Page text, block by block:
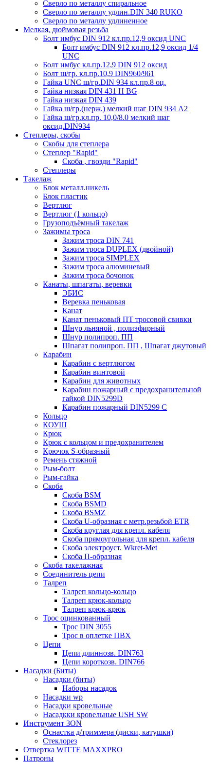
Сверло по металлу спиральное
Сверло по металлу удлин.DIN 340 RUKO
Сверло по металлу удлиненное
Мелкая, дюймовая резьба
Болт имбус DIN 912 кл.пр.12,9 оксид UNC
Болт имбус DIN 912 кл.пр.12,9 оксид 1/4
UNC
Болт имбус кл.пр.12,9 DIN 912 оксид
Болт ш/гр. кл.пр.10,9 DIN960/961
Гайка UNC ш/гр.DIN 934 кл.пр.8 оц.
Гайка низкая DIN 431 H BG
Гайка низкая DIN 439
Гайка ш/гр.(нерж.) мелкий шаг DIN 934 А2
Гайка ш/гр.кл.пр. 10,0/8.0 мелкий шаг
оксид.DIN934
Степлеры, скобы
Скобы для степлера
Степлер "Rapid"
Скоба , гвозди "Rapid"
Степлеры
Такелаж
Блок металл.никель
Блок пластик
Вертлюг
Вертлюг (1 кольцо)
Грузоподъёмный такелаж
Зажимы троса
Зажим троса DIN 741
Зажим троса DUPLEX (двойной)
Зажим троса SIMPLEX
Зажим троса алюминевый
Зажим троса бочонок
Канаты, шпагаты, веревки
ЭБИС
Веревка пеньковая
Канат
Канат пеньковый ПТ тросовой свивки
Шнур льняной , полиэфирный
Шнур полипроп. ПП
Шпагат полипроп. ПП , Шпагат джутовый
Карабин
Карабин c вертлюгом
Карабин винтовой
Карабин для животных
Карабин пожарный c предохранительной
гайкой DIN5299D
Карабин пожарный DIN5299 C
Кольцо
КОУШ
Крюк
Крюк с кольцом и предохранителем
Крючок S-образный
Ремень стяжной
Рым-болт
Рым-гайка
Скоба
Скоба BSM
Скоба BSMD
Скоба BSMZ
Скоба U-образная с метр.резьбой ETR
Скоба круглая для крепл. кабеля
Скоба прямоугольная для крепл. кабеля
Скоба электроуст. Wkret-Met
Скоба П-образная
Скоба такелажная
Соединитель цепи
Талреп
Талреп кольцо-кольцо
Талреп крюк-кольцо
Талреп крюк-крюк
Трос оцинкованный
Трос DIN 3055
Трос в оплетке ПВХ
Цепи
Цепи длиннозв. DIN763
Цепи короткозв. DIN766
Насадки (Биты)
Насадки (биты)
Наборы насадок
Насадки wp
Насадки кровельные
Насадкки кровельные USH SW
Инструмент 3ON
Оснастка д/триммера (диски, катушки)
Стеклорез
Отвертка WITTE MAXXPRO
Патроны